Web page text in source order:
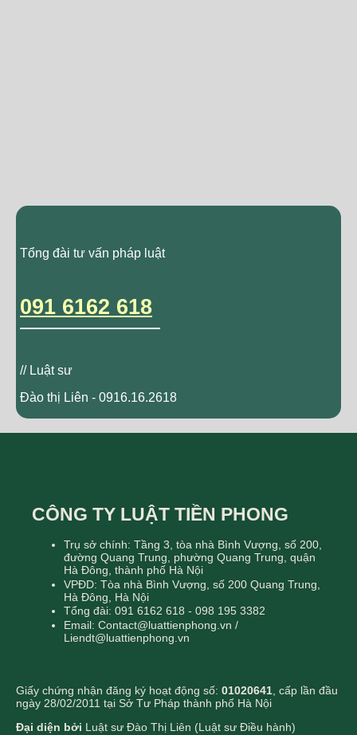
Tổng đài tư vấn pháp luật
091 6162 618
// Luật sư
Đào thị Liên - 0916.16.2618
CÔNG TY LUẬT TIỀN PHONG
Trụ sở chính: Tầng 3, tòa nhà Bình Vượng, số 200,
đường Quang Trung, phường Quang Trung, quận
Hà Đông, thành phố Hà Nội
VPĐD: Tòa nhà Bình Vượng, số 200 Quang Trung,
Hà Đông, Hà Nội
Tổng đài: 091 6162 618 - 098 195 3382
Email: Contact@luattienphong.vn /
Liendt@luattienphong.vn
Giấy chứng nhận đăng ký hoạt động số: 01020641 , cấp lần đầu
ngày 28/02/2011 tại Sở Tư Pháp thành phố Hà Nội
Đại diện bởi Luật sư Đào Thị Liên (Luật sư Điều hành)